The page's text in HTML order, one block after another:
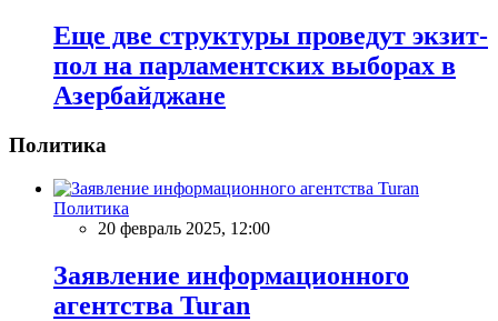
Еще две структуры проведут экзит-
пол на парламентских выборах в
Азербайджане
Политика
Политика
20 февраль 2025, 12:00
Заявление информационного
агентства Turan